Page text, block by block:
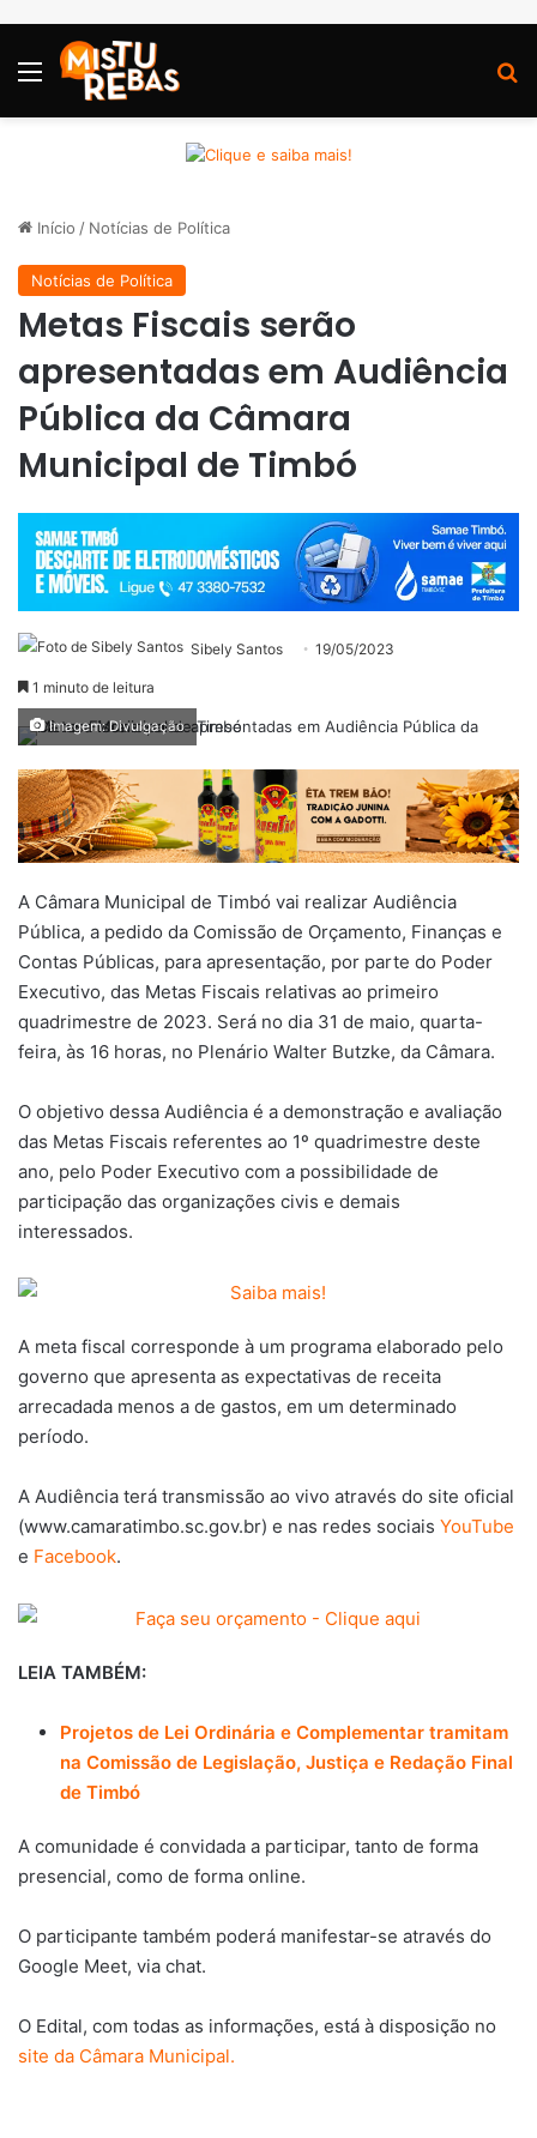
Menu
Início / Notícias de Política
Notícias de Política
Metas Fiscais serão
apresentadas em Audiência
Pública da Câmara
Municipal de Timbó
Sibely Santos 19/05/2023
1 minuto de leitura
Imagem: Divulgação
A Câmara Municipal de Timbó vai realizar Audiência
Pública, a pedido da Comissão de Orçamento, Finanças e
Contas Públicas, para apresentação, por parte do Poder
Executivo, das Metas Fiscais relativas ao primeiro
quadrimestre de 2023. Será no dia 31 de maio, quarta-
feira, às 16 horas, no Plenário Walter Butzke, da Câmara.
O objetivo dessa Audiência é a demonstração e avaliação
das Metas Fiscais referentes ao 1º quadrimestre deste
ano, pelo Poder Executivo com a possibilidade de
participação das organizações civis e demais
interessados.
A meta fiscal corresponde à um programa elaborado pelo
governo que apresenta as expectativas de receita
arrecadada menos a de gastos, em um determinado
período.
A Audiência terá transmissão ao vivo através do site oficial
(www.camaratimbo.sc.gov.br) e nas redes sociais YouTube
e Facebook.
LEIA TAMBÉM:
Projetos de Lei Ordinária e Complementar tramitam
na Comissão de Legislação, Justiça e Redação Final
de Timbó
A comunidade é convidada a participar, tanto de forma
presencial, como de forma online.
O participante também poderá manifestar-se através do
Google Meet, via chat.
O Edital, com todas as informações, está à disposição no
site da Câmara Municipal.